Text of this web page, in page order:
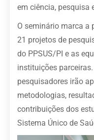
em ciência, pesquisa
O seminário marca a
21 projetos de
do PPSUS/PI e as
instituições
pesquisadores irão
metodologias,
contribuições dos
Sistema Único de